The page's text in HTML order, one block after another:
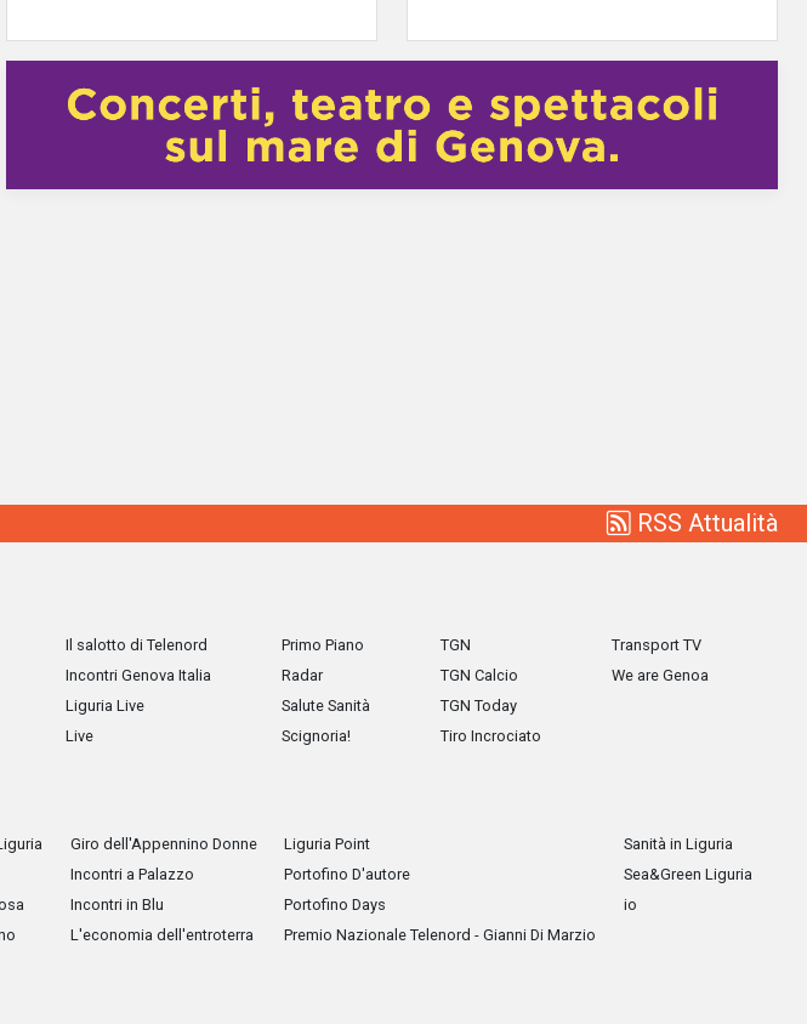
RSS Attualità
Il salotto di Telenord
Incontri Genova Italia
Liguria Live
Live
Primo Piano
Radar
Salute Sanità
Scignoria!
TGN
TGN Calcio
TGN Today
Tiro Incrociato
Transport TV
We are Genoa
Giro dell'Appennino Donne
Incontri a Palazzo
Incontri in Blu
L'economia dell'entroterra
Liguria Point
Portofino D'autore
Portofino Days
Premio Nazionale Telenord - Gianni Di Marzio
Sanità in Liguria
Sea&Green Liguria
io